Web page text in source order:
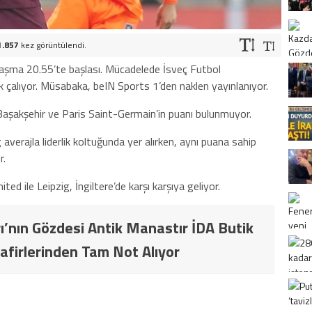
kez görüntülendi.
20.55’te başlası. Mücadelede İsveç Futbol
Müsabaka, beIN Sports 1’den naklen yayınlanıyor.
ve Paris Saint-Germain’in puanı bulunmuyor.
liderlik koltuğunda yer alırken, aynı puana sahip
ile Leipzig, İngiltere’de karşı karşıya geliyor.
Gözdesi Antik Manastır İDA Butik
Tam Not Alıyor